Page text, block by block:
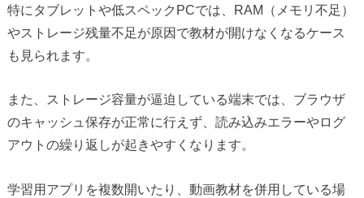
特にタブレットや低スペックPCでは、RAM（メモリ不足）
やストレージ残量不足が原因で教材が開けなくなるケース
も見られます。
また、ストレージ容量が逼迫している端末では、ブラウザ
のキャッシュ保存が正常に行えず、読み込みエラーやログ
アウトの繰り返しが起きやすくなります。
学習用アプリを複数開いたり、動画教材を併用している場